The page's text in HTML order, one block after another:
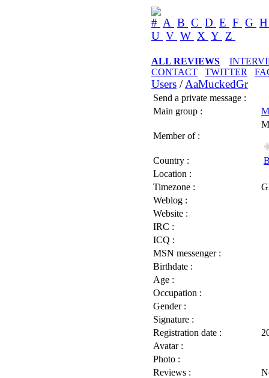
# A B C D E F G
U V W X Y Z
ALL REVIEWS
CONTACT
TWITTER
Users /AaMuckedGr
Send a private message :
Main group :
Member of :
Country :
Location :
Timezone :
Weblog :
Website :
IRC :
ICQ :
MSN messenger :
Birthdate :
Age :
Occupation :
Gender :
Signature :
Registration date :
Avatar :
Photo :
Reviews :